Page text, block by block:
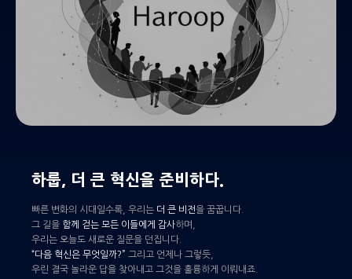
하룹, 더 큰 혁신을 준비하다.
빠른 변화의 시대일수록, 우리는 더 큰 비전을 꿈꿉니다.
그 길을 함께 걷는 모든 이들에게 감사하며,
우리는 오늘도 새로운 질문을 던집니다.
“다음 혁신은 무엇일까?” 그리고 언제나 그렇듯,
우린 결국 놀라운 답을 찾아내고 그것을 훌륭하게 이뤄내죠.